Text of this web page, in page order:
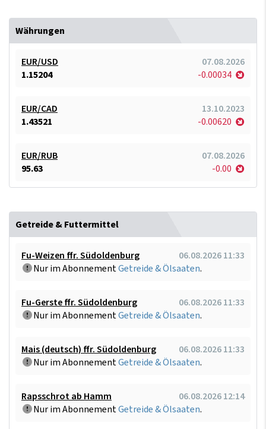
Währungen
EUR/USD
07.08.2026
1.15204
-0.00034
EUR/CAD
13.10.2023
1.43521
-0.00620
EUR/RUB
07.08.2026
95.63
-0.00
Getreide & Futtermittel
Fu-Weizen ffr. Südoldenburg
06.08.2026 11:33
Nur im AbonnementGetreide & Ölsaaten.
Fu-Gerste ffr. Südoldenburg
06.08.2026 11:33
Nur im AbonnementGetreide & Ölsaaten.
Mais (deutsch) ffr. Südoldenburg
06.08.2026 11:33
Nur im AbonnementGetreide & Ölsaaten.
Rapsschrot ab Hamm
06.08.2026 12:14
Nur im AbonnementGetreide & Ölsaaten.